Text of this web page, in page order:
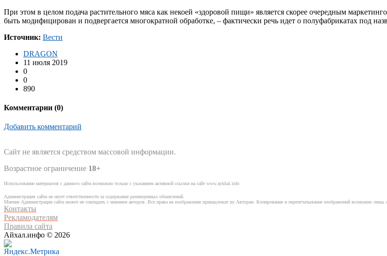
При этом в целом подача растительного мяса как некоей «здоровой пищи» является скорее очередным
быть модифицирован и подвергается многократной обработке, – фактически речь идет о полуфабрикатах под
Источник: Вести
DRAGON
11 июля 2019
0
0
890
Комментарии (0)
Добавить комментарий
Сайт не является средством массовой информации.
Возрастное ограничение 18+
Использование материалов с данного сайта возможно только с указанием активной ссылки на сайт www.aykhal.info
Администрация сайта не несет ответственности за содержание размещенных объявлений.
Мнение Администрации сайта может не совпадать с мнением авторов. Все права на изображения принадлежат их Авторам. Копирование и перепечатывание изображений возможно лишь
Контакты
Рекламодателям
Правила сайта
Айхал.инфо © 2026